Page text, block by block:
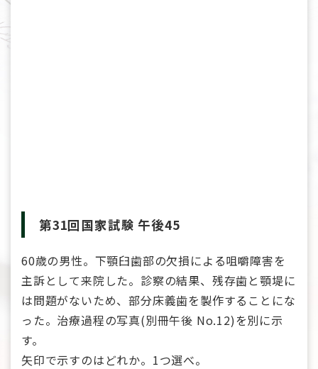
第31回国家試験 午後45
60歳の男性。下顎臼歯部の欠損による咀嚼障害を
主訴として来院した。診察の結果、残存歯と顎堤に
は問題がないため、部分床義歯を製作することにな
った。治療過程の写真(別冊午後 No.12)を別に示
す。
矢印で示すのはどれか。1つ選べ。